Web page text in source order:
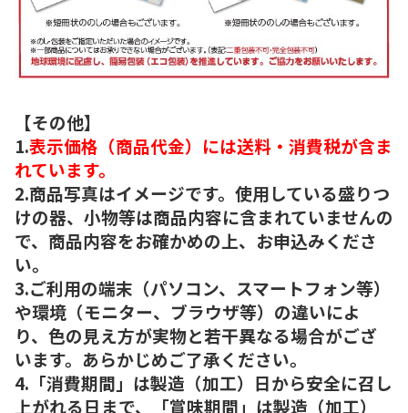
【その他】
1.表示価格（商品代金）には送料・消費税が含ま
れています。
2.商品写真はイメージです。使用している盛りつ
けの器、小物等は商品内容に含まれていませんの
で、商品内容をお確かめの上、お申込みくださ
い。
3.ご利用の端末（パソコン、スマートフォン等）
や環境（モニター、ブラウザ等）の違いによ
り、色の見え方が実物と若干異なる場合がござ
います。あらかじめご了承ください。
4.「消費期間」は製造（加工）日から安全に召し
上がれる日まで、「賞味期間」は製造（加工）